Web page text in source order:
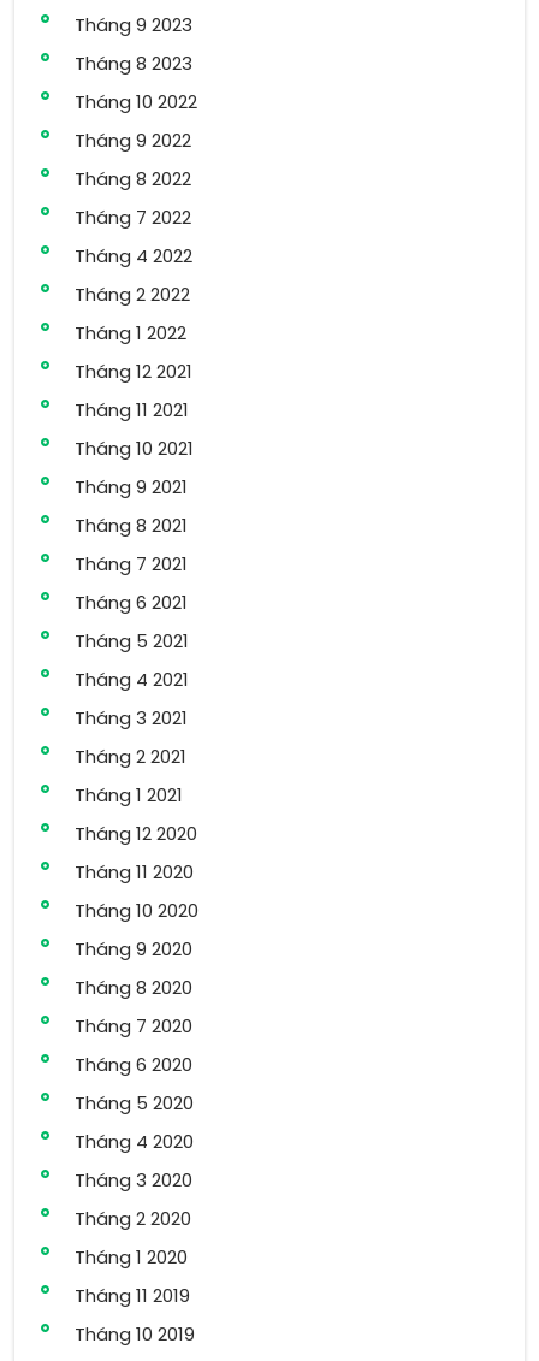
Tháng 9 2023
Tháng 8 2023
Tháng 10 2022
Tháng 9 2022
Tháng 8 2022
Tháng 7 2022
Tháng 4 2022
Tháng 2 2022
Tháng 1 2022
Tháng 12 2021
Tháng 11 2021
Tháng 10 2021
Tháng 9 2021
Tháng 8 2021
Tháng 7 2021
Tháng 6 2021
Tháng 5 2021
Tháng 4 2021
Tháng 3 2021
Tháng 2 2021
Tháng 1 2021
Tháng 12 2020
Tháng 11 2020
Tháng 10 2020
Tháng 9 2020
Tháng 8 2020
Tháng 7 2020
Tháng 6 2020
Tháng 5 2020
Tháng 4 2020
Tháng 3 2020
Tháng 2 2020
Tháng 1 2020
Tháng 11 2019
Tháng 10 2019